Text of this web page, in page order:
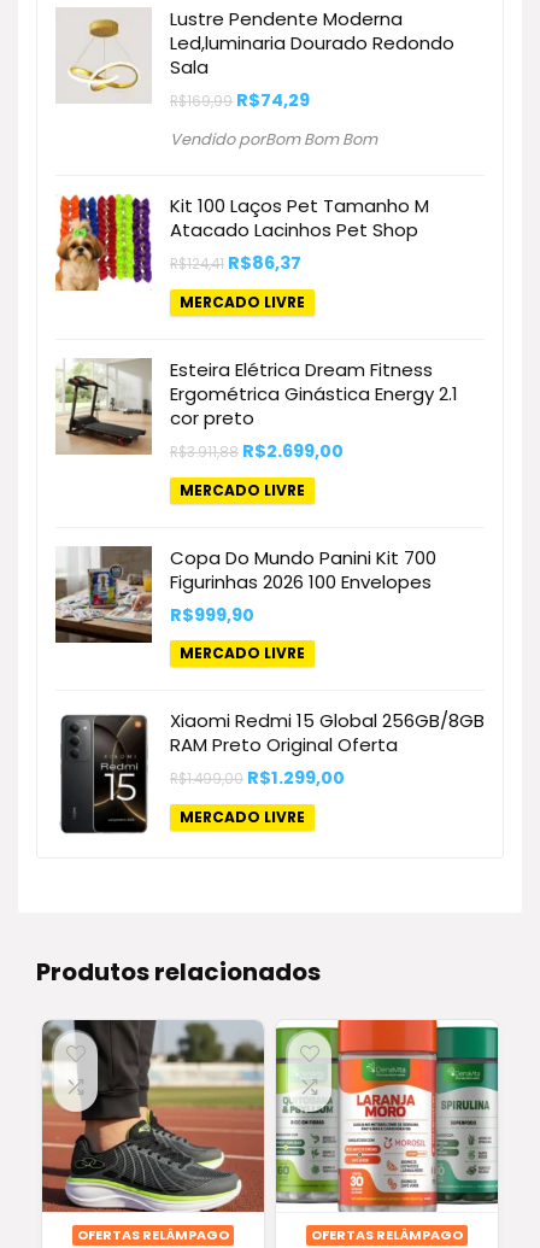
Lustre Pendente Moderna
Led,luminaria Dourado Redondo
Sala
R$169,99 O
original
era:
R$74,29O
atual
Vendido porBom Bom Bom
Kit 100 Laços Pet Tamanho M
Atacado Lacinhos Pet Shop
R$124,41 O
original
era:
R$86,37
atual
é:
MERCADO LIVRE
Esteira Elétrica Dream Fitness
Ergométrica Ginástica Energy 2.1
cor preto
R$3.911,88 O
original
era:
R$2.699,00
MERCADO LIVRE
Copa Do Mundo Panini Kit 700
Figurinhas 2026 100 Envelopes
R$999,90
MERCADO LIVRE
Xiaomi Redmi 15 Global 256GB/8GB
RAM Preto Original Oferta
R$1.499,00 O
original
era:
R$1.299,00
MERCADO LIVRE
Produtos relacionados
OFERTAS RELÂMPAGO OFERTAS RELÂMPAGO